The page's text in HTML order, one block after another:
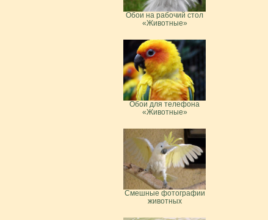
Обои на рабочий стол
«Животные»
Обои для телефона
«Животные»
Смешные фотографии
животных